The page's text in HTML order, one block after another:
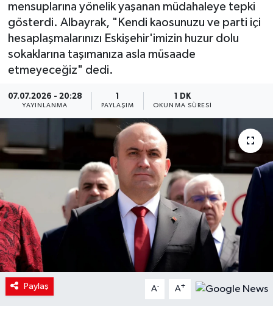
mensuplarına yönelik yaşanan müdahaleye tepki
gösterdi. Albayrak, "Kendi kaosunuzu ve parti içi
hesaplaşmalarınızı Eskişehir'imizin huzur dolu
sokaklarına taşımanıza asla müsaade
etmeyeceğiz" dedi.
07.07.2026 - 20:28
YAYINLANMA PAYLAŞIM
1 DK
OKUNMA SÜRESI
Paylaş A- A+